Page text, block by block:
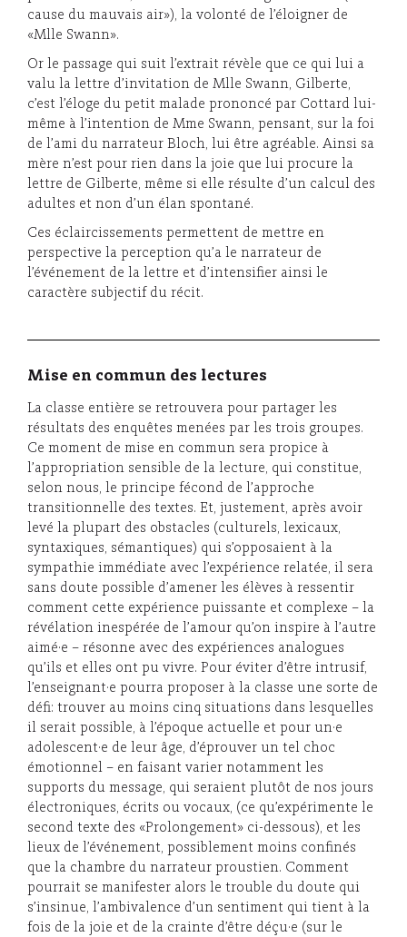
cause du mauvais air»), la volonté de l’éloigner de
«Mlle Swann».
Or le passage qui suit l’extrait révèle que ce qui lui a
valu la lettre d’invitation de Mlle Swann, Gilberte,
c’est l’éloge du petit malade prononcé par Cottard lui-
même à l’intention de Mme Swann, pensant, sur la foi
de l’ami du narrateur Bloch, lui être agréable. Ainsi sa
mère n’est pour rien dans la joie que lui procure la
lettre de Gilberte, même si elle résulte d’un calcul des
adultes et non d’un élan spontané.
Ces éclaircissements permettent de mettre en
perspective la perception qu’a le narrateur de
l’événement de la lettre et d’intensifier ainsi le
caractère subjectif du récit.
Mise en commun des lectures
La classe entière se retrouvera pour partager les
résultats des enquêtes menées par les trois groupes.
Ce moment de mise en commun sera propice à
l’appropriation sensible de la lecture, qui constitue,
selon nous, le principe fécond de l’approche
transitionnelle des textes. Et, justement, après avoir
levé la plupart des obstacles (culturels, lexicaux,
syntaxiques, sémantiques) qui s’opposaient à la
sympathie immédiate avec l’expérience relatée, il sera
sans doute possible d’amener les élèves à ressentir
comment cette expérience puissante et complexe – la
révélation inespérée de l’amour qu’on inspire à l’autre
aimé·e – résonne avec des expériences analogues
qu’ils et elles ont pu vivre. Pour éviter d’être intrusif,
l’enseignant·e pourra proposer à la classe une sorte de
défi: trouver au moins cinq situations dans lesquelles
il serait possible, à l’époque actuelle et pour un·e
adolescent·e de leur âge, d’éprouver un tel choc
émotionnel – en faisant varier notamment les
supports du message, qui seraient plutôt de nos jours
électroniques, écrits ou vocaux, (ce qu’expérimente le
second texte des «Prolongement» ci-dessous), et les
lieux de l’événement, possiblement moins confinés
que la chambre du narrateur proustien. Comment
pourrait se manifester alors le trouble du doute qui
s’insinue, l’ambivalence d’un sentiment qui tient à la
fois de la joie et de la crainte d’être déçu·e (sur le